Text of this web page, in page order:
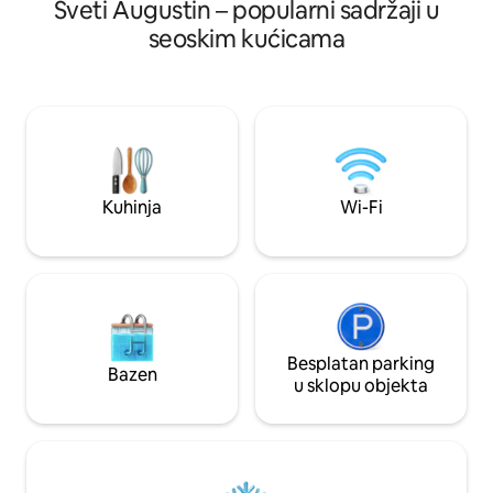
Sveti Augustin – popularni sadržaji u
seoskim kućicama
Kuhinja Wi-Fi
Bazen
Besplatan parking
u sklopu objekta